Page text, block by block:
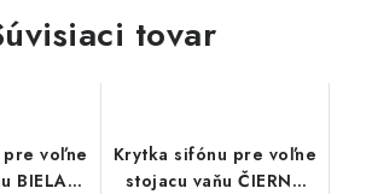
tovar
voľne
BIELA
Krytka sifónu pre voľne
stojacu vaňu ČIERNA